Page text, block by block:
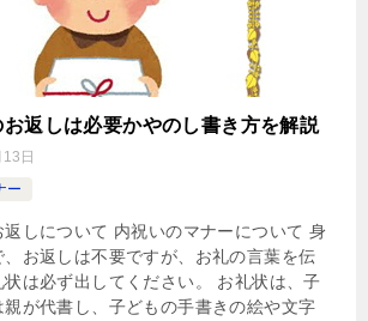
返しは必要かやのし書き方を解説
日
ー
しについて 内祝いのマナーについて 身
お返しは不要ですが、お礼の言葉を伝
状は必ず出してください。 お礼状は、子
が代書し、子どもの手書きの絵や文字